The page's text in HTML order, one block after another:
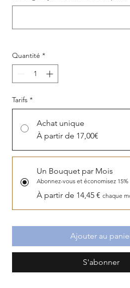
Quantité *
Tarifs *
Achat unique
À partir de 17,00€
Un Bouquet par Mois
Abonnez-vous et économisez 15%
À partir de 14,45 € chaque
Ajouter au
S'abonner